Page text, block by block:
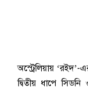
অস্ট্রেলিয়ায়
দ্বিতীয় ধাপে